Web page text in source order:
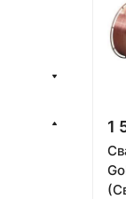
1